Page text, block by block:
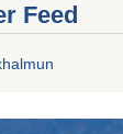
Feed